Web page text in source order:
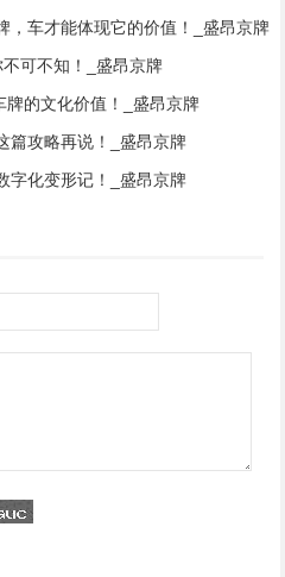
，车才能体现它的价值！_盛昂京牌
可不知！_盛昂京牌
的文化价值！_盛昂京牌
篇攻略再说！_盛昂京牌
字化变形记！_盛昂京牌